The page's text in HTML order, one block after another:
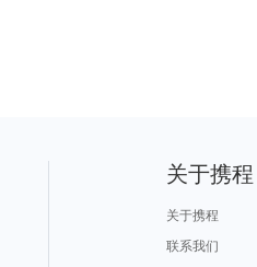
关于携程
关于携程
联系我们